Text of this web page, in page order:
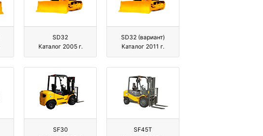
SD32
Каталог 2005 г.
SD32 (вариант)
Каталог 2011 г.
SF30
SF45T